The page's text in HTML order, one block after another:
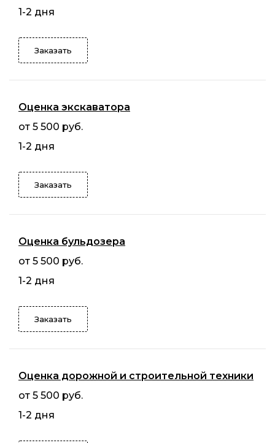
1-2 дня
Заказать
Оценка экскаватора
от 5 500 руб.
1-2 дня
Заказать
Оценка бульдозера
от 5 500 руб.
1-2 дня
Заказать
Оценка дорожной и строительной техники
от 5 500 руб.
1-2 дня